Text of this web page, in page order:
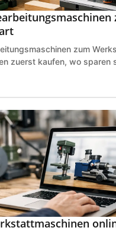
zum
zuerst kaufen, wo sparen